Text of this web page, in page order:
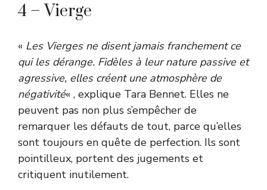
4 – Vierge
« Les Vierges ne disent jamais franchement ce
qui les dérange. Fidèles à leur nature passive et
agressive, elles créent une atmosphère de
négativité« , explique Tara Bennet. Elles ne
peuvent pas non plus s’empêcher de
remarquer les défauts de tout, parce qu’elles
sont toujours en quête de perfection. Ils sont
pointilleux, portent des jugements et
critiquent inutilement.